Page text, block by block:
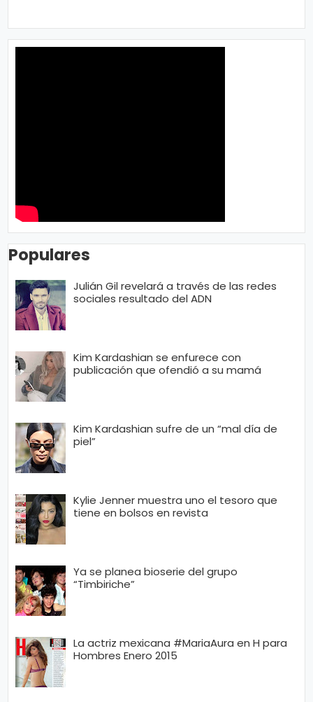
Populares
Julián Gil revelará a través de las redes
sociales resultado del ADN
Kim Kardashian se enfurece con
publicación que ofendió a su mamá
Kim Kardashian sufre de un “mal día de
piel”
Kylie Jenner muestra uno el tesoro que
tiene en bolsos en revista
Ya se planea bioserie del grupo
“Timbiriche”
La actriz mexicana #MariaAura en H para
Hombres Enero 2015